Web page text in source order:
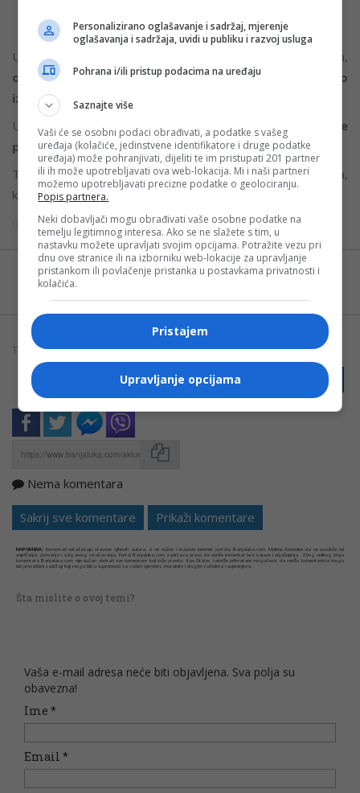
U policiji kažu da je, prema preliminarnim podacima,
osumnjičeni bio gost hotela, kao i da je riječ o
izolovanom incidentu.
U prostoriji u Beloj kući u kojoj se održavao događaj
čulo se
pet hitaca , prenosi Skaj njuz.
Tramp je na društvenoj mreži Trut objavio snimak incidenta,
kao i fotografiju napadača.
Izvor: Srpska info
Možete nas pratiti i putem aplikacije za
TAGOVI: AMERIKA PUCNJAVA TRAMP VIDEO
PRIJAVI GREŠKU
Nema komentara
Sakrij sve komentare Prikaži komentare
NAPOMENA: Komentari odražavaju stavove njihovih autora, a ne nužno i stavove internet portala Banjaluka.com. Molimo korisnike da se suzdrže od
vrijeđanja, psovanja i vulgarnog izražavanja. Portal Banjaluka.com zadržava pravo da obriše komentar bez najave i objašnjenja. Zbog velikog broja
komentara Banjaluka.com nije dužan obrisati sve komentare koji krše pravila. Kao čitalac takođe prihvatate mogućnost da među komentarima mogu
biti pronađeni sadržaji koji mogu biti u suprotnosti sa vašim vjerskim, moralnim i drugim načelima i uvjerenjima.
Šta mislite o ovoj temi?
Vaša e-mail adresa neće biti objavljena. Sva polja su
obavezna!
Ime *
Email *
Personalizirano oglašavanje i sadržaj, mjerenje
oglašavanja i sadržaja, uvidi u publiku i razvoj usluga
Pohrana i/ili pristup podacima na uređaju
Saznajte više
Vaši će se osobni podaci obrađivati, a podatke s vašeg
uređaja (kolačiće, jedinstvene identifikatore i druge podatke
uređaja) može pohranjivati, dijeliti te im pristupati 201 partner
ili ih može upotrebljavati ova web-lokacija. Mi i naši partneri
možemo upotrebljavati precizne podatke o geolociranju.
Popis partnera.
Neki dobavljači mogu obrađivati vaše osobne podatke na
temelju legitimnog interesa. Ako se ne slažete s tim, u
nastavku možete upravljati svojim opcijama. Potražite vezu pri
dnu ove stranice ili na izborniku web-lokacije za upravljanje
pristankom ili povlačenje pristanka u postavkama privatnosti i
kolačića.
Pristajem
Upravljanje opcijama